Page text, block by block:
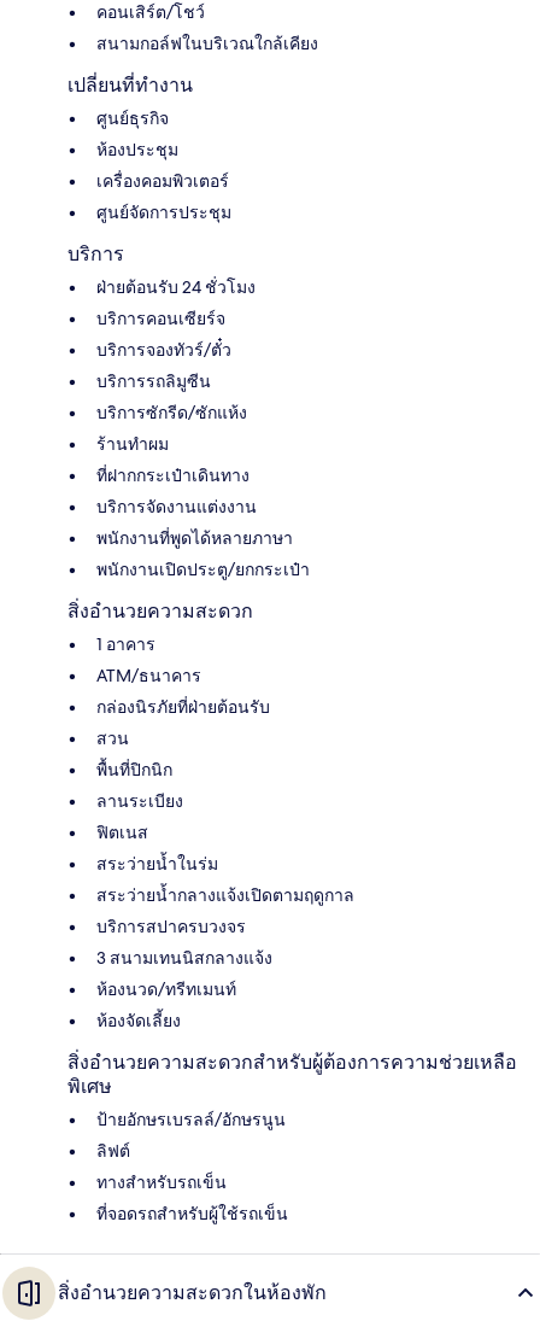
คอนเสิร์ต/โชว์
สนามกอล์ฟในบริเวณใกล้เคียง
เปลี่ยนที่ทำงาน
ศูนย์ธุรกิจ
ห้องประชุม
เครื่องคอมพิวเตอร์
ศูนย์จัดการประชุม
บริการ
ฝ่ายต้อนรับ 24 ชั่วโมง
บริการคอนเซียร์จ
บริการจองทัวร์/ตั๋ว
บริการรถลิมูซีน
บริการซักรีด/ซักแห้ง
ร้านทำผม
ที่ฝากกระเป๋าเดินทาง
บริการจัดงานแต่งงาน
พนักงานที่พูดได้หลายภาษา
พนักงานเปิดประตู/ยกกระเป๋า
สิ่งอำนวยความสะดวก
1 อาคาร
ATM/ธนาคาร
กล่องนิรภัยที่ฝ่ายต้อนรับ
สวน
พื้นที่ปิกนิก
ลานระเบียง
ฟิตเนส
สระว่ายน้ำในร่ม
สระว่ายน้ำกลางแจ้งเปิดตามฤดูกาล
บริการสปาครบวงจร
3 สนามเทนนิสกลางแจ้ง
ห้องนวด/ทรีทเมนท์
ห้องจัดเลี้ยง
สิ่งอำนวยความสะดวกสำหรับผู้ต้องการความช่วยเหลือ
พิเศษ
ป้ายอักษรเบรลล์/อักษรนูน
ลิฟต์
ทางสำหรับรถเข็น
ที่จอดรถสำหรับผู้ใช้รถเข็น
สิ่งอำนวยความสะดวกในห้องพัก